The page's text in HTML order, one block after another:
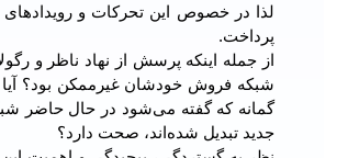
لذا در خصوص این تحرکات و
پرداخت.
شبکه فروش خودشان غیرممکن بود؟
گمانه که گفته می‌شود در حال حاضر
جدید تبدیل شده‌اند، صحت دارد؟